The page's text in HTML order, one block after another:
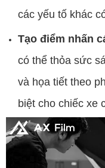
các yếu tố khác
Tạo điểm nhấn
có thể thỏa sức
và họa tiết theo
biệt cho chiếc xe